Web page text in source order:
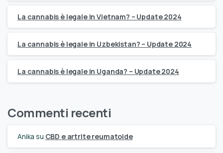
La cannabis è legale in Vietnam? – Update 2024
La cannabis è legale in Uzbekistan? – Update 2024
La cannabis è legale in Uganda? – Update 2024
Commenti recenti
Anika su CBD e artrite reumatoide